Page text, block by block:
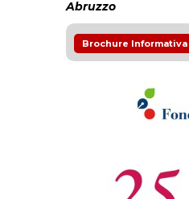
Abruzzo
Brochure Informativa